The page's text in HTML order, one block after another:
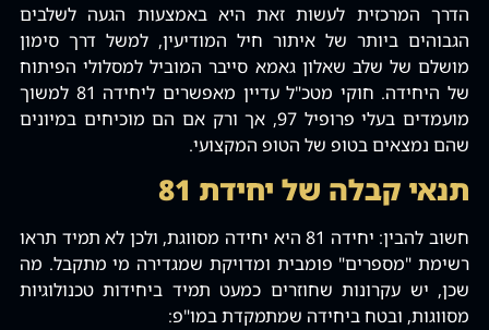
הדרך המרכזית לעשות זאת היא באמצעות הגעה לשלבים
הגבוהים ביותר של איתור חיל המודיעין, למשל דרך סימון
מושלם של שלב שאלון גאמא סייבר המוביל למסלולי הפיתוח
של היחידה. חוקי מטכ"ל עדיין מאפשרים ליחידה 81 למשוך
מועמדים בעלי פרופיל 97, אך ורק אם הם מוכיחים במיונים
שהם נמצאים בטופ של הטופ המקצועי.
תנאי קבלה של יחידת 81
חשוב להבין: יחידה 81 היא יחידה מסווגת, ולכן לא תמיד תראו
רשימת "מספרים" פומבית ומדויקת שמגדירה מי מתקבל. מה
שכן, יש עקרונות שחוזרים כמעט תמיד ביחידות טכנולוגיות
מסווגות, ובטח ביחידה שמתמקדת במו"פ: